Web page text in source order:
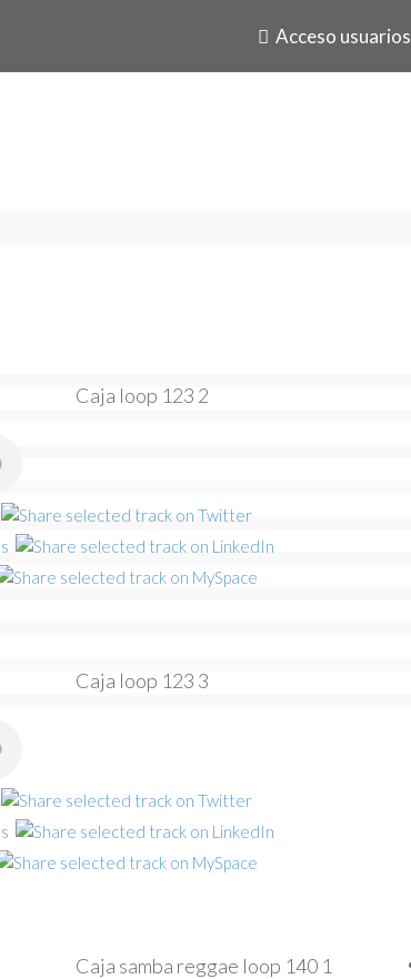
Acceso usuarios
Caja loop 123 2
Caja loop 123 3
Caja samba reggae loop 140 1